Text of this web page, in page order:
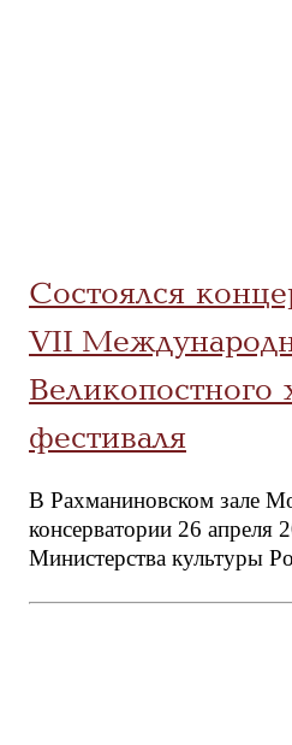
Состоялся
VII
Великопостного
фестиваля
В Рахманиновском зале
консерватории 26 апреля
Министерства культуры